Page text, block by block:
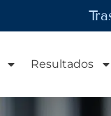
Resultados